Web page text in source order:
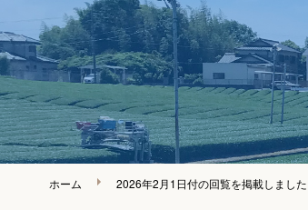
ホーム 2026年2月1日付の回覧を掲載しました